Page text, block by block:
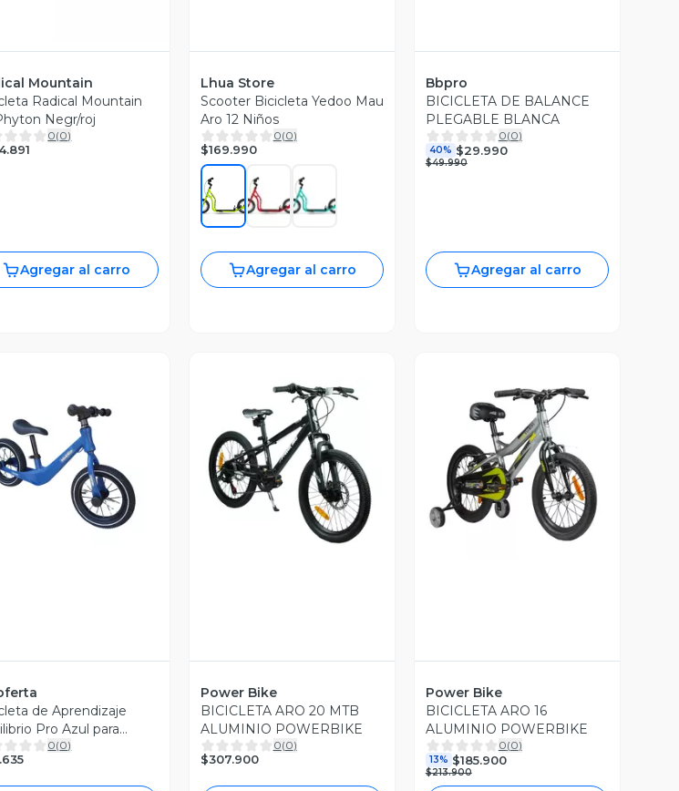
Mountain
Radical Mountain
Negr/roj
0(0)
Agregar al carro
Lhua Store
Scooter Bicicleta Yedoo Mau
Aro 12 Niños
0(0)
$169.990
Agregar al carro
Bbpro
BICICLETA DE BALANCE
PLEGABLE BLANCA
0(0)
40% $29.990
$49.990
Agregar al carro
Vista Previa
de Aprendizaje
Pro Azul para
Aro 120(0)
Vista Previa
Power Bike
BICICLETA ARO 20 MTB
ALUMINIO POWERBIKE
0(0)
$307.900
Vista Previa
Power Bike
BICICLETA ARO 16
ALUMINIO POWERBIKE
0(0)
13% $185.900
$213.900